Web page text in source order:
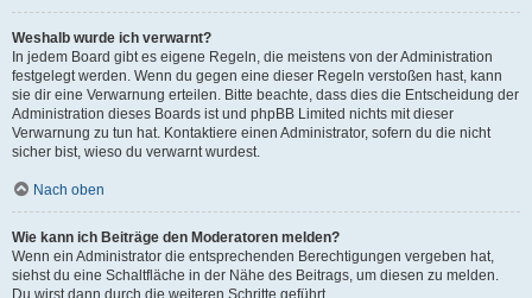
Weshalb wurde ich verwarnt?
In jedem Board gibt es eigene Regeln, die meistens von der Administration
festgelegt werden. Wenn du gegen eine dieser Regeln verstoßen hast, kann
sie dir eine Verwarnung erteilen. Bitte beachte, dass dies die Entscheidung der
Administration dieses Boards ist und phpBB Limited nichts mit dieser
Verwarnung zu tun hat. Kontaktiere einen Administrator, sofern du die nicht
sicher bist, wieso du verwarnt wurdest.
Nach oben
Wie kann ich Beiträge den Moderatoren melden?
Wenn ein Administrator die entsprechenden Berechtigungen vergeben hat,
siehst du eine Schaltfläche in der Nähe des Beitrags, um diesen zu melden.
Du wirst dann durch die weiteren Schritte geführt.